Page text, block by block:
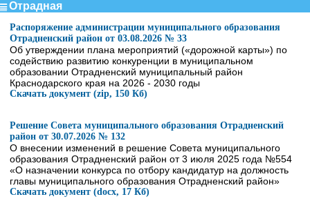
Отрадная
Распоряжение администрации муниципального образования
Отрадненский район от 03.08.2026 № 33
Об утверждении плана мероприятий («дорожной карты») по
содействию развитию конкуренции в муниципальном
образовании Отрадненский муниципальный район
Краснодарского края на 2026 - 2030 годы
Скачать документ (zip, 150 Кб)
Решение Совета муниципального образования Отрадненский
район от 30.07.2026 № 132
О внесении изменений в решение Совета муниципального
образования Отрадненский район от 3 июля 2025 года №554
«О назначении конкурса по отбору кандидатур на должность
главы муниципального образования Отрадненский район»
Скачать документ (docx, 17 Кб)